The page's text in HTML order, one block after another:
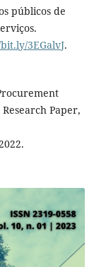
públicos de
3EGalvJ.
Paper,